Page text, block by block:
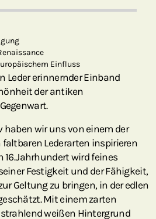
Einfluss
Leder erinnernder Einband
der antiken
wir uns von einem der
Lederarten inspirieren
16. Jahrhundert wird feines
Festigkeit und der Fähigkeit,
Geltung zu bringen, in der edlen
Mit einem zarten
weißen Hintergrund